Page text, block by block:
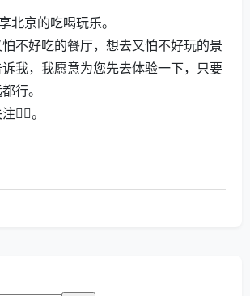
北京的吃喝玩乐。
不好吃的餐厅，想去又怕不好玩的景
我，我愿意为您先去体验一下，只要
行。
🏻。